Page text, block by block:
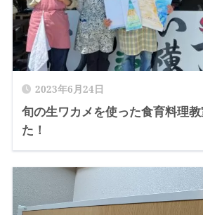
2023年6月24日
旬の生ワカメを使った食育料理
た！